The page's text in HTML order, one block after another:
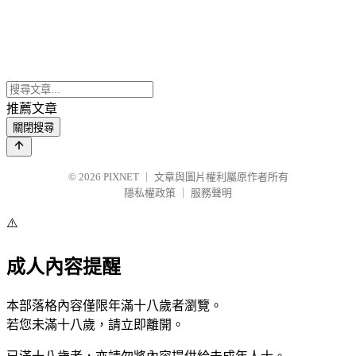
推薦文章
關閉搜尋
© 2026 PIXNET
文章與圖片權利屬原作者所有
隱私權政策
服務聲明
⚠️
成人內容提醒
本部落格內容僅限年滿十八歲者瀏覽。
若您未滿十八歲，請立即離開。